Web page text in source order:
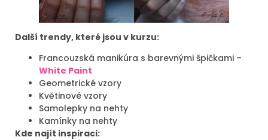
Další trendy, které jsou v kurzu:
Francouzská manikúra s barevnými špičkami –
White Paint
Geometrické vzory
Květinové vzory
Samolepky na nehty
Kamínky na nehty
Kde najít inspiraci: